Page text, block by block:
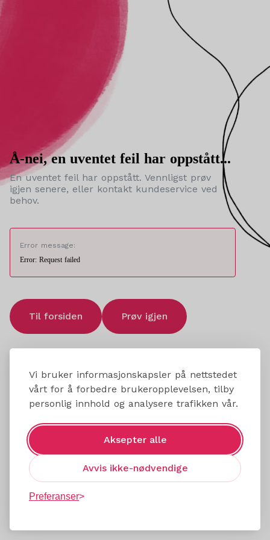
Vi bruker informasjonskapsler på nettstedet
vårt for å forbedre brukeropplevelsen, tilby
personlig innhold og analysere trafikken vår.
Aksepter alle
Avvis ikke-nødvendige
Preferanser
Å-nei, en uventet feil har oppstått...
En uventet feil har oppstått. Vennligst prøv
igjen senere, eller kontakt kundeservice ved
behov.
Error message:
Error: Request failed
Til forsiden Prøv igjen